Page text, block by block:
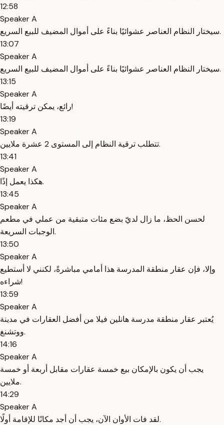
12:58
Speaker A
سيختار النظام العناصر عشوائيًا بناءً على أموال المضيف للبيع السريع.
13:07
Speaker A
سيختار النظام العناصر عشوائيًا بناءً على أموال المضيف للبيع السريع.
13:15
Speaker A
رائع، يمكن ترقيته أيضًا!
13:19
Speaker A
تتطلب ترقية النظام إلى المستوى 2 عشرة ملايين.
13:41
Speaker A
هكذا يعمل إذًا.
13:45
Speaker A
لحسن الحظ، ما زال لديّ بضع مئات متبقية من عملي في مطعم
الوجبات السريعة.
13:50
Speaker A
وإلا، فإن عقار منطقة المدرسة هذا أمامي مباشرةً، لكنني لا أستطيع
شراءه!
13:59
Speaker A
يُعتبر عقار منطقة مدرسة هانلين فيلا من أفضل العقارات في مدينة
ووتشنغ.
14:16
Speaker A
يجب أن يكون بالإمكان بيع خمسة عقارات مقابل أربعة أو خمسة
ملايين.
14:29
Speaker A
لقد فات الأوان الآن، يجب أن أجد مكانًا للإقامة أولًا.